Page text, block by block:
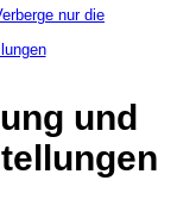
nur die
und